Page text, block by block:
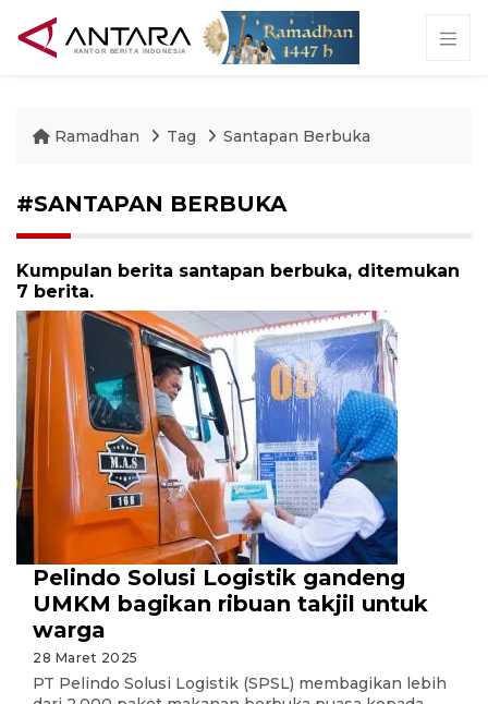
Ramadhan Tag Santapan Berbuka
#SANTAPAN BERBUKA
Kumpulan berita santapan berbuka, ditemukan
7 berita.
Pelindo Solusi Logistik gandeng
UMKM bagikan ribuan takjil untuk
warga
28 Maret 2025
PT Pelindo Solusi Logistik (SPSL) membagikan lebih